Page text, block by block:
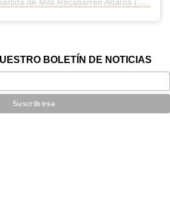
BOLETÍN DE NOTICIAS